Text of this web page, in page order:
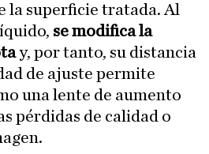
la superficie tratada. Al
se modifica la
y, por tanto, su distancia
de ajuste permite
una lente de aumento
pérdidas de calidad o